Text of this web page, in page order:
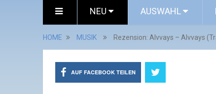
NEU AUSWAHL
HOME MUSIK Rezension: Alvvays – Alvvays
AUF FACEBOOK TEILEN